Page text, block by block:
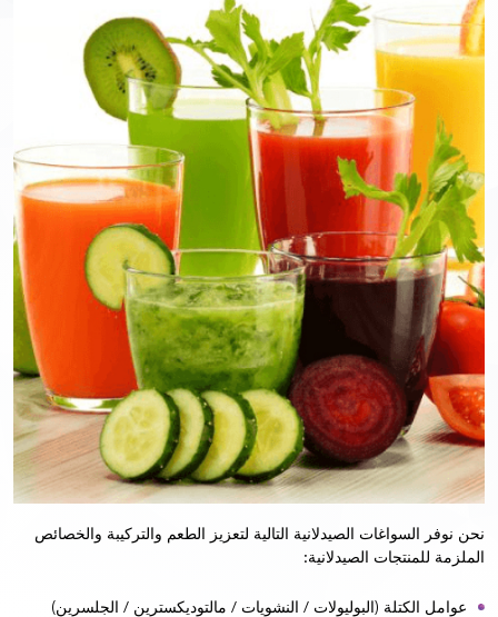
نحن نوفر السواغات الصيدلانية التالية لتعزيز الطعم والتركيبة والخصائص
الملزمة للمنتجات الصيدلانية:
عوامل الكتلة (البوليولات / النشويات / مالتوديكسترين / الجلسرين)